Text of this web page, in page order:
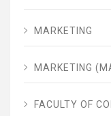
MARKETING
MARKETING
FACULTY OF